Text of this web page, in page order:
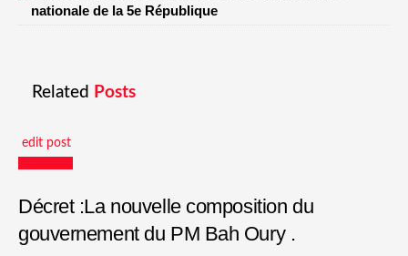
nationale de la 5e République
Related Posts
edit post
Décret :La nouvelle composition du
gouvernement du PM Bah Oury .